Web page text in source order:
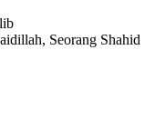
Seorang Shahid